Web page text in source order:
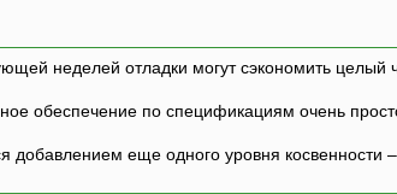
неделей отладки могут сэкономить
обеспечение по спецификациям очень
еще одного уровня косвенности